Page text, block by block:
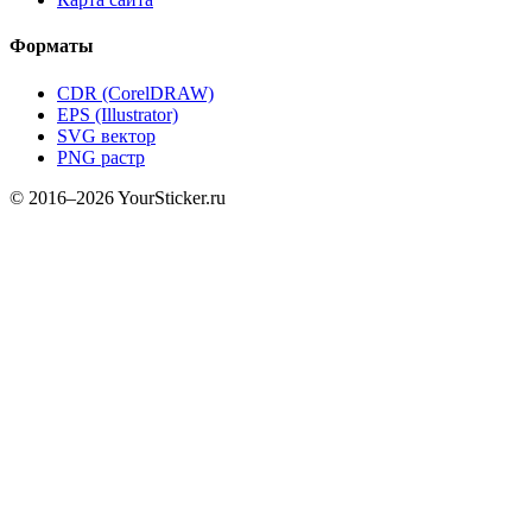
Форматы
CDR (CorelDRAW)
EPS (Illustrator)
SVG вектор
PNG растр
© 2016–2026 YourSticker.ru